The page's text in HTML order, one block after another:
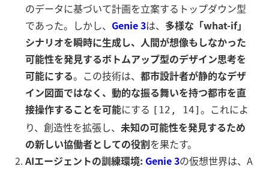
のデータに基づいて計画を立案するトップダウン型
であった。しかし、 Genie 3は、 多様な「what-if」
シナリオを瞬時に生成し、人間が想像もしなかった
可能性を発見するボトムアップ型のデザイン思考を
可能にする。この技術は、 都市設計者が静的なデザ
イン図面ではなく、動的な振る舞いを持つ都市を直
接操作することを可能にする [12, 14] 。これによ
り、創造性を拡張し、 未知の可能性を発見するため
の新しい協働者としての役割を果たす。
AIエージェントの訓練環境: Genie 3の仮想世界は、A